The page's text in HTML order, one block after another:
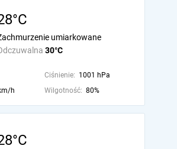
30°C
umiarkowane
Ciśnienie: 1001 hPa
h Wilgotność: 80%